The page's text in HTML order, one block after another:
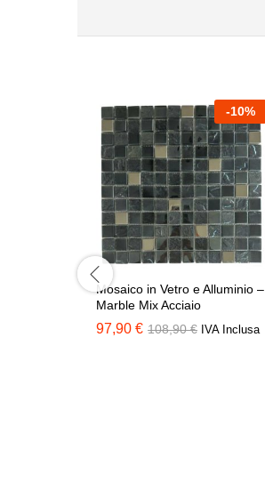
-10%
Mosaico in Vetro e Alluminio –
Marble Mix Acciaio
97,90 € 108,90€ IVA Inclusa